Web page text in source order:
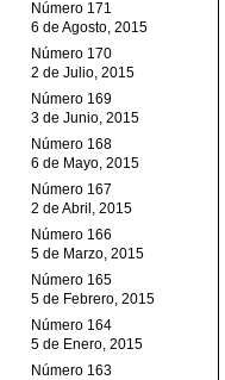
Número 171
6 de Agosto, 2015
Número 170
2 de Julio, 2015
Número 169
3 de Junio, 2015
Número 168
6 de Mayo, 2015
Número 167
2 de Abril, 2015
Número 166
5 de Marzo, 2015
Número 165
5 de Febrero, 2015
Número 164
5 de Enero, 2015
Número 163